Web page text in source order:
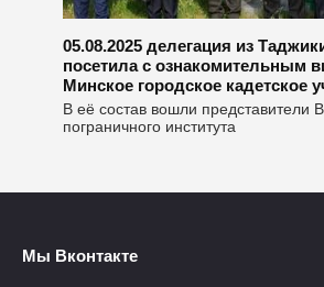
05.08.2025 делегация из
посетила с ознакомительным
Минское городское кадетское
В её состав вошли представители
пограничного института
Мы Вконтакте